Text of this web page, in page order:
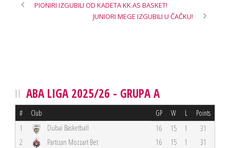
PIONIRI IZGUBILI OD KADETA KK AS BASKET!
JUNIORI MEGE IZGUBILI U ČAČKU!
ABA LIGA 2025/26 - GRUPA A
# Club GP W L Points
1 Dubai Basketball 16 15 1
31
2
Partizan Mozzart Bet 16 15 1
31